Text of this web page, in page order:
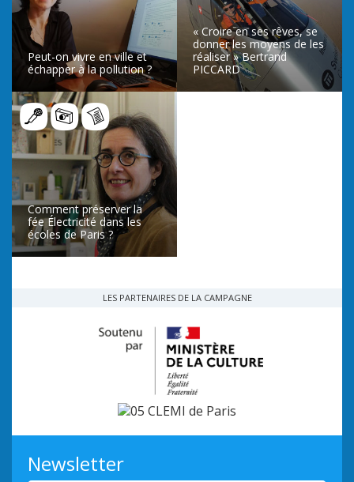
Peut-on vivre en ville et
échapper à la pollution ?
LIRE L’ARTICLE
« Croire en ses rêves, se
donner les moyens de les
réaliser » Bertrand
PICCARD
LIRE L’ARTICLE
Comment préserver la
fée Électricité dans les
écoles de Paris ?
LIRE L’ARTICLE
LES PARTENAIRES DE LA CAMPAGNE
Newsletter